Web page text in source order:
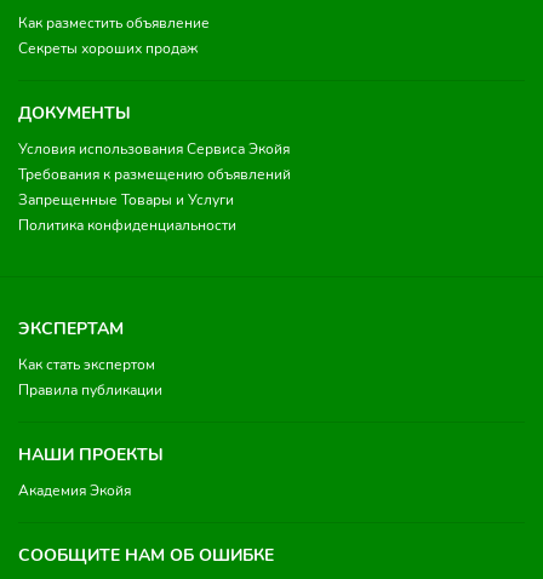
Как разместить объявление
Секреты хороших продаж
ДОКУМЕНТЫ
Условия использования Сервиса Экойя
Требования к размещению объявлений
Запрещенные Товары и Услуги
Политика конфиденциальности
ЭКСПЕРТАМ
Как стать экспертом
Правила публикации
НАШИ ПРОЕКТЫ
Академия Экойя
СООБЩИТЕ НАМ ОБ ОШИБКЕ